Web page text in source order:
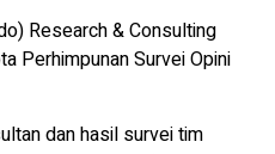
Research & Consulting
Perhimpunan Survei Opini
dan hasil survei tim